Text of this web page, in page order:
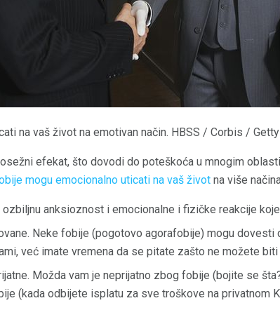
na vaš život na emotivan način. HBSS / Corbis /
efekat, što dovodi do poteškoća u mnogim
mogu emocionalno uticati na vaš život na više
anksioznost i emocionalne i fizičke reakcije
Neke fobije (pogotovo agorafobije) mogu dovesti
već imate vremena da se pitate zašto ne možete
Možda vam je neprijatno zbog fobije (bojite se
(kada odbijete isplatu za sve troškove na privatnom